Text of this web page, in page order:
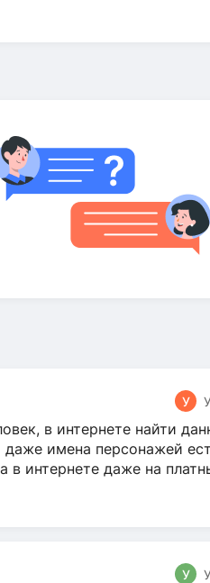
У
в интернете найти
даже имена персонажей
в интернете даже на
У